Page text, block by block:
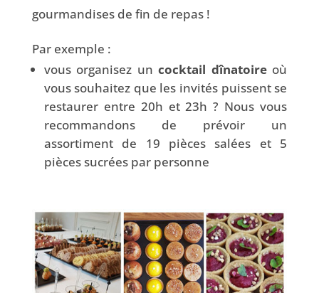
gourmandises de fin de repas !
Par exemple :
vous organisez uncocktail dînatoireoù
vous souhaitez que les invités puissent se
restaurer entre 20h et 23h ? Nous vous
recommandons de prévoir un
assortiment de 19 pièces salées et 5
pièces sucrées par personne